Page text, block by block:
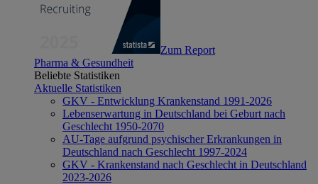
Zum Report
Pharma & Gesundheit
Beliebte Statistiken
Aktuelle Statistiken
GKV - Entwicklung Krankenstand 1991-2026
Lebenserwartung in Deutschland bei Geburt nach
Geschlecht 1950-2070
AU-Tage aufgrund psychischer Erkrankungen in
Deutschland nach Geschlecht 1997-2024
GKV - Krankenstand nach Geschlecht in Deutschland
2023-2026